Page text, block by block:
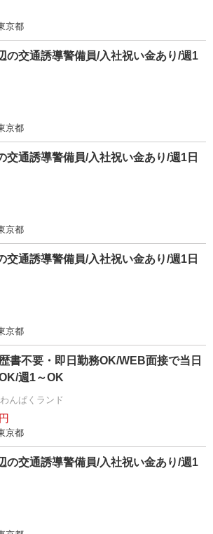
京都
の交通誘導警備員/入社祝い金あり/週1
京都
交通誘導警備員/入社祝い金あり/週1日
京都
交通誘導警備員/入社祝い金あり/週1日
京都
書不要・即日勤務OK/WEB面接で当日
週1～OK
んぱくランド
京都
の交通誘導警備員/入社祝い金あり/週1